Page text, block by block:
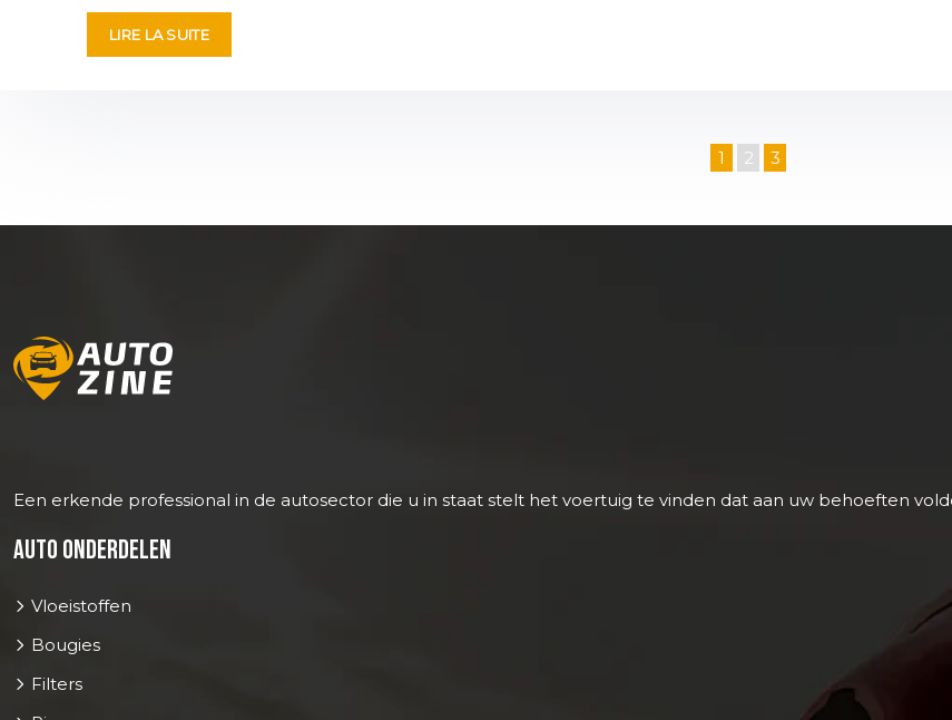
LIRE LA SUITE
1 2 3
Een erkende professional in de autosector die u in staat stelt het voertuig te vinden dat aan uw behoeften
Auto onderdelen
Vloeistoffen
Bougies
Filters